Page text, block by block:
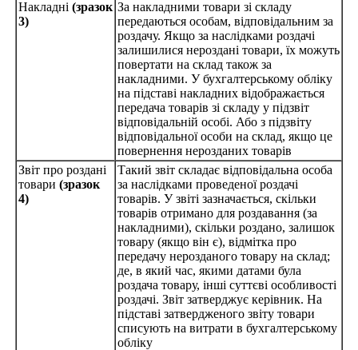
Накладні (зразок
3)
За накладними товари зі складу
передаються особам, відповідальним за
роздачу. Якщо за наслідками роздачі
залишилися нероздані товари, їх можуть
повертати на склад також за
накладними. У бухгалтерському обліку
на підставі накладних відображається
передача товарів зі складу у підзвіт
відповідальній особі. Або з підзвіту
відповідальної особи на склад, якщо це
повернення нерозданих товарів
Звіт про роздані
товари (зразок
4)
Такий звіт складає відповідальна особа
за наслідками проведеної роздачі
товарів. У звіті зазначається, скільки
товарів отримано для роздавання (за
накладними), скільки роздано, залишок
товару (якщо він є), відмітка про
передачу нерозданого товару на склад;
де, в який час, якими датами була
роздача товару, інші суттєві особливості
роздачі. Звіт затверджує керівник. На
підставі затвердженого звіту товари
списують на витрати в бухгалтерському
обліку